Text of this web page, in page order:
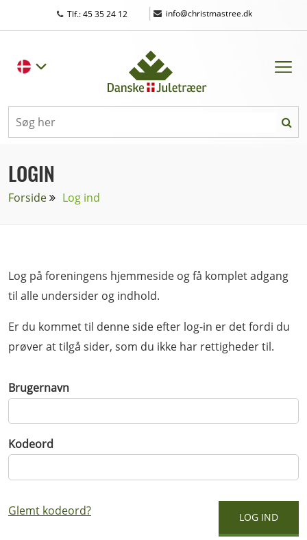
Tlf.: 45 35 24 12 | info@christmastree.dk
LOGIN
Forside Log ind
Log på foreningens hjemmeside og få komplet adgang
til alle undersider og indhold.
Er du kommet til denne side efter log-in er det fordi du
prøver at tilgå sider, som du ikke har rettigheder til.
Brugernavn
Kodeord
Glemt kodeord?